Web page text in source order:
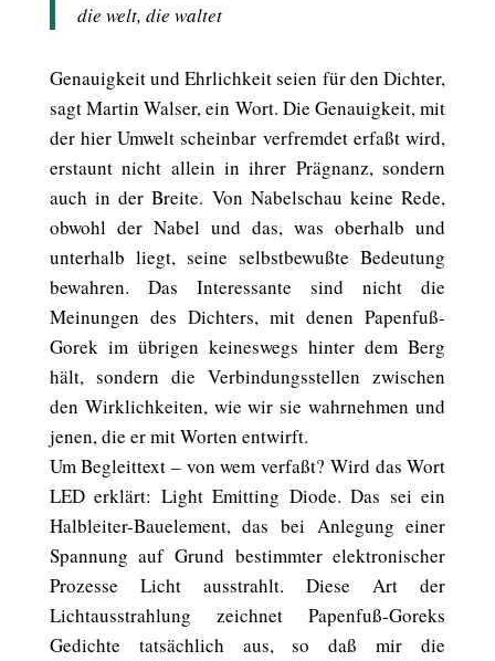
die welt, die waltet
Genauigkeit und Ehrlichkeit seien für den Dichter,
sagt Martin Walser, ein Wort. Die Genauigkeit, mit
der hier Umwelt scheinbar verfremdet erfaßt wird,
erstaunt nicht allein in ihrer Prägnanz, sondern
auch in der Breite. Von Nabelschau keine Rede,
obwohl der Nabel und das, was oberhalb und
unterhalb liegt, seine selbstbewußte Bedeutung
bewahren. Das Interessante sind nicht die
Meinungen des Dichters, mit denen Papenfuß-
Gorek im übrigen keineswegs hinter dem Berg
hält, sondern die Verbindungsstellen zwischen
den Wirklichkeiten, wie wir sie wahrnehmen und
jenen, die er mit Worten entwirft.
Um Begleittext – von wem verfaßt? Wird das Wort
LED erklärt: Light Emitting Diode. Das sei ein
Halbleiter-Bauelement, das bei Anlegung einer
Spannung auf Grund bestimmter elektronischer
Prozesse Licht ausstrahlt. Diese Art der
Lichtausstrahlung zeichnet Papenfuß-Goreks
Gedichte tatsächlich aus, so daß mir die